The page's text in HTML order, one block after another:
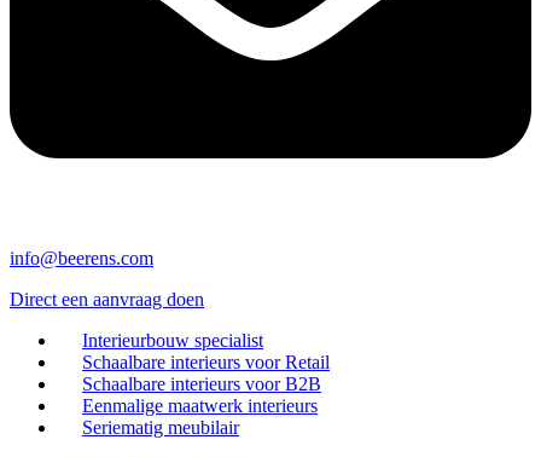
info@beerens.com
Direct een aanvraag doen
Interieurbouw specialist
Schaalbare interieurs voor Retail
Schaalbare interieurs voor B2B
Eenmalige maatwerk interieurs
Seriematig meubilair